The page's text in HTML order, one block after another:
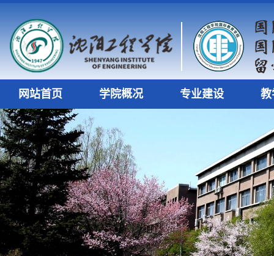
网站首页 学院概况 专业建设 教